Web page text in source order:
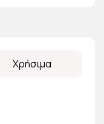
Χρήσιμα